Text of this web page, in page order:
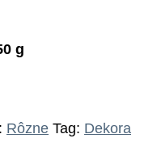
g
Rôzne Tag: Dekora